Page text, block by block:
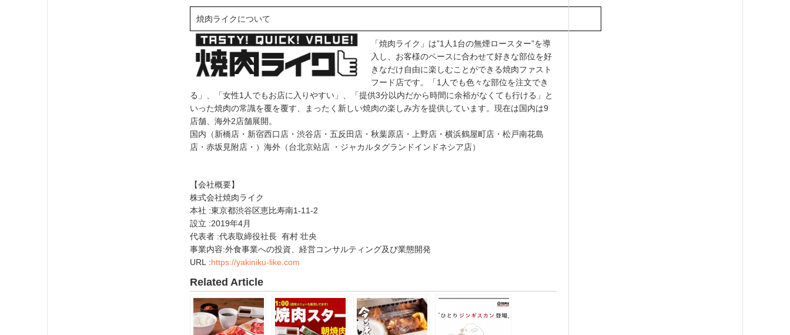
焼肉ライクについて
「焼肉ライク」は”1人1台の無煙ロースター”を導
入し、お客様のペースに合わせて好きな部位を好
きなだけ自由に楽しむことができる焼肉ファスト
フード店です。「1人でも色々な部位を注文でき
る」、「女性1人でもお店に入りやすい」、「提供3分以内だから時間に余裕がなくても行ける」と
いった焼肉の常識を覆を覆す、まったく新しい焼肉の楽しみ方を提供しています。現在は国内は9
店舗、海外2店舗展開。
国内（新橋店・新宿西口店・渋谷店・五反田店・秋葉原店・上野店・横浜鶴屋町店・松戸南花島
店・赤坂見附店・）海外（台北京站店 ・ジャカルタグランドインドネシア店）
【会社概要】
株式会社焼肉ライク
本社 :東京都渋谷区恵比寿南1-11-2
設立 :2019年4月
代表者 :代表取締役社長 有村 壮央
事業内容:外食事業への投資、経営コンサルティング及び業態開発
URL :https://yakiniku-like.com
Related Article